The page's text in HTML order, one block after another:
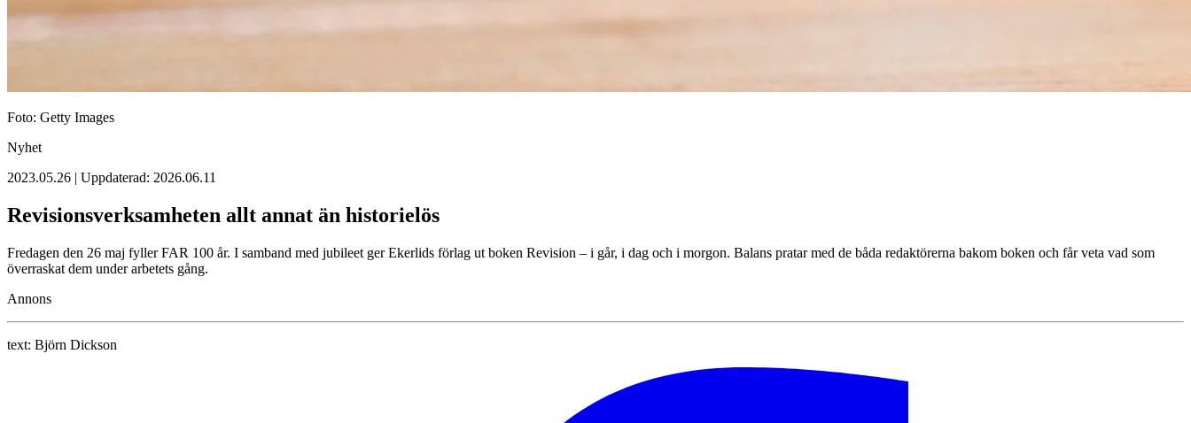
Foto: Getty Images
Nyhet
2023.05.26 | Uppdaterad: 2026.06.11
Revisionsverksamheten allt annat än historielös
Fredagen den 26 maj fyller FAR 100 år. I samband med jubileet ger Ekerlids förlag ut boken Revision – i går, i dag och i morgon. Balans pratar med de båda redaktörerna bakom boken och får veta vad som
överraskat dem under arbetets gång.
Annons
text: Björn Dickson